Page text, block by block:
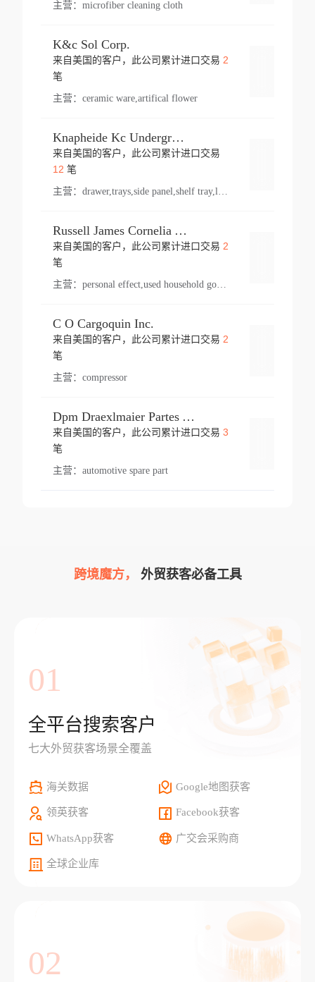
主营： microfiber cleaning cloth
K&c Sol Corp.
来自美国的客户，此公司累计进口交易 2
笔
主营： ceramic ware,artifical flower
Knapheide Kc Underground
来自美国的客户，此公司累计进口交易
12 笔
主营：
Russell James Cornelia Arlington Va
来自美国的客户，此公司累计进口交易 2
笔
主营： personal effect,used household goods
C O Cargoquin Inc.
来自美国的客户，此公司累计进口交易 2
笔
主营： compressor
Dpm Draexlmaier Partes Automotrices Corr Ind Huejotzingo
来自美国的客户，此公司累计进口交易 3
笔
主营： automotive spare part
跨境魔方， 外贸获客必备工具
01
全平台搜索客户
七大外贸获客场景全覆盖
海关数据 Google地图获客
领英获客 Facebook获客
WhatsApp获客 广交会采购商
全球企业库
02